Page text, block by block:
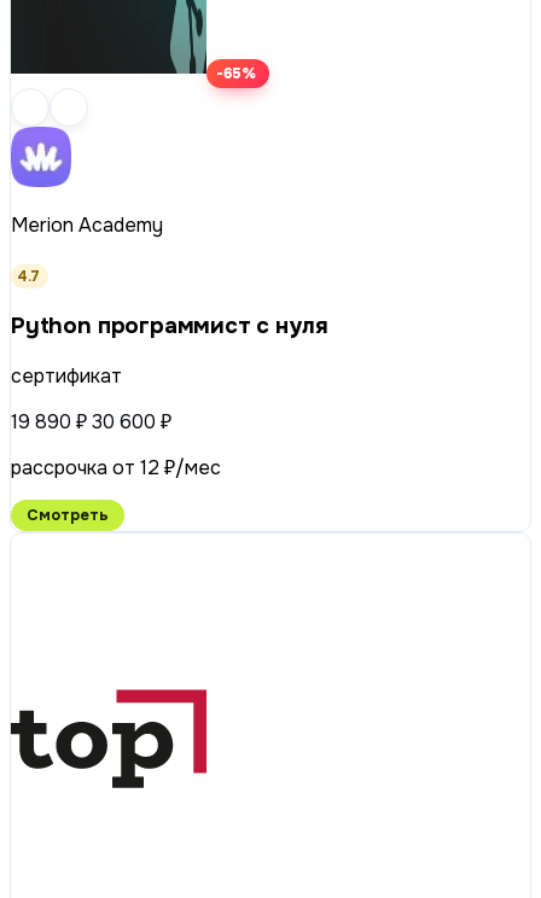
-65%
Merion Academy
4.7
Python программист с нуля
сертификат
19 890 ₽30 600 ₽
рассрочка от 12 ₽/мес
Смотреть